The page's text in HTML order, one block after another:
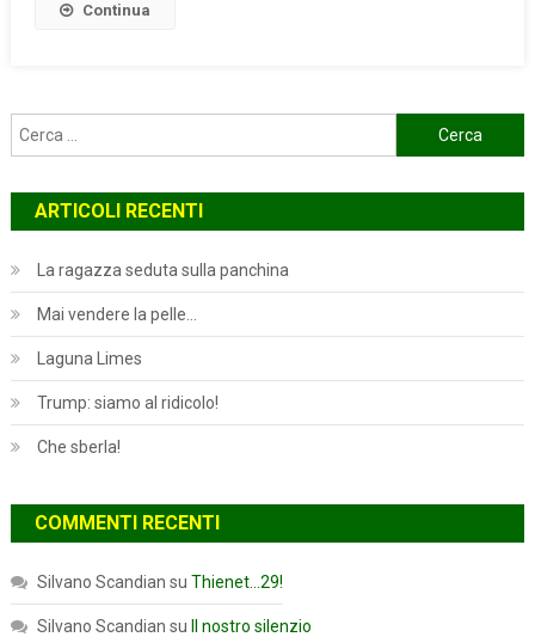
Continua
Ricerca
per:
ARTICOLI RECENTI
La ragazza seduta sulla panchina
Mai vendere la pelle…
Laguna Limes
Trump: siamo al ridicolo!
Che sberla!
COMMENTI RECENTI
Silvano Scandian su Thienet…29!
Silvano Scandian su Il nostro silenzio